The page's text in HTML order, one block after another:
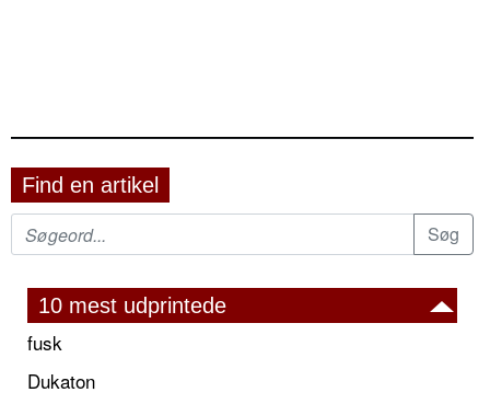
Find en artikel
10 mest udprintede
fusk
Dukaton